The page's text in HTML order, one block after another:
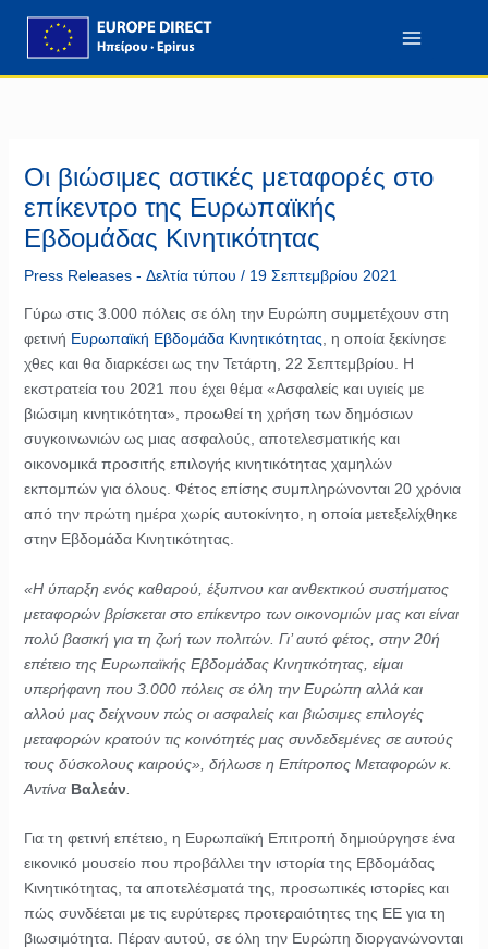
περιεχόμενο
περιεχόμενο
Οι βιώσιμες αστικές μεταφορές στο
επίκεντρο της Ευρωπαϊκής
Εβδομάδας Κινητικότητας
Press Releases - Δελτία τύπου / 19 Σεπτεμβρίου 2021
Γύρω στις 3.000 πόλεις σε όλη την Ευρώπη συμμετέχουν στη
φετινή Ευρωπαϊκή Εβδομάδα Κινητικότητας, η οποία ξεκίνησε
χθες και θα διαρκέσει ως την Τετάρτη, 22 Σεπτεμβρίου. Η
εκστρατεία του 2021 που έχει θέμα «Ασφαλείς και υγιείς με
βιώσιμη κινητικότητα», προωθεί τη χρήση των δημόσιων
συγκοινωνιών ως μιας ασφαλούς, αποτελεσματικής και
οικονομικά προσιτής επιλογής κινητικότητας χαμηλών
εκπομπών για όλους. Φέτος επίσης συμπληρώνονται 20 χρόνια
από την πρώτη ημέρα χωρίς αυτοκίνητο, η οποία μετεξελίχθηκε
στην Εβδομάδα Κινητικότητας.
«Η ύπαρξη ενός καθαρού, έξυπνου και ανθεκτικού συστήματος
μεταφορών βρίσκεται στο επίκεντρο των οικονομιών μας και είναι
πολύ βασική για τη ζωή των πολιτών. Γι’ αυτό φέτος, στην 20ή
επέτειο της Ευρωπαϊκής Εβδομάδας Κινητικότητας, είμαι
υπερήφανη που 3.000 πόλεις σε όλη την Ευρώπη αλλά και
αλλού μας δείχνουν πώς οι ασφαλείς και βιώσιμες επιλογές
μεταφορών κρατούν τις κοινότητές μας συνδεδεμένες σε αυτούς
τους δύσκολους καιρούς», δήλωσε η Επίτροπος Μεταφορών κ.
Αντίνα Βαλεάν
Για τη φετινή επέτειο, η Ευρωπαϊκή Επιτροπή δημιούργησε ένα
εικονικό μουσείο που προβάλλει την ιστορία της Εβδομάδας
Κινητικότητας, τα αποτελέσματά της, προσωπικές ιστορίες και
πώς συνδέεται με τις ευρύτερες προτεραιότητες της ΕΕ για τη
βιωσιμότητα. Πέραν αυτού, σε όλη την Ευρώπη διοργανώνονται